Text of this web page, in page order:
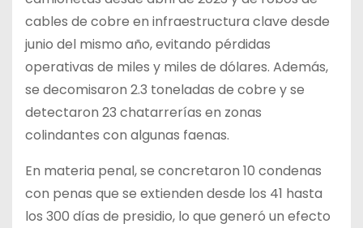
cables de cobre en infraestructura clave desde
junio del mismo año, evitando pérdidas
operativas de miles y miles de dólares. Además,
se decomisaron 2.3 toneladas de cobre y se
detectaron 23 chatarrerías en zonas
colindantes con algunas faenas.
En materia penal, se concretaron 10 condenas
con penas que se extienden desde los 41 hasta
los 300 días de presidio, lo que generó un efecto